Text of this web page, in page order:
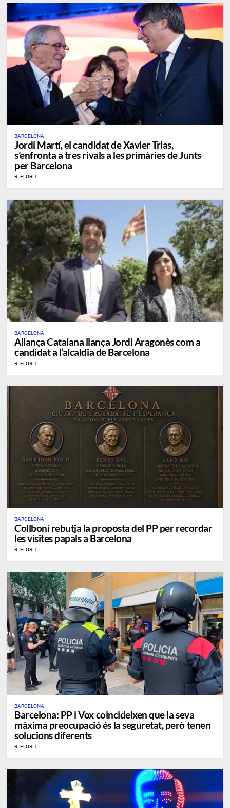
BARCELONA
​Jordi Martí, el candidat de Xavier Trias,
s’enfronta a tres rivals a les primàries de Junts
per Barcelona
R. FLORIT
BARCELONA
​Aliança Catalana llança Jordi Aragonès com a
candidat a l’alcaldia de Barcelona
R. FLORIT
BARCELONA
Collboni rebutja la proposta del PP per recordar
les visites papals a Barcelona
R. FLORIT
BARCELONA
​Barcelona: PP i Vox coincideixen que la seva
màxima preocupació és la seguretat, però tenen
solucions diferents
R. FLORIT